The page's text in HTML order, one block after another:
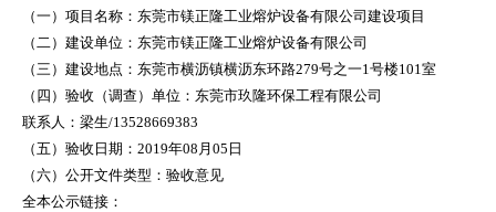
（一）项目名称：东莞市镁正隆工业熔炉设备有限公司建设项目
（二）建设单位：东莞市镁正隆工业熔炉设备有限公司
（三）建设地点：东莞市横沥镇横沥东环路279号之一1号楼101室
（四）验收（调查）单位：东莞市玖隆环保工程有限公司
联系人：梁生/13528669383
（五）验收日期：2019年08月05日
（六）公开文件类型：验收意见
全本公示链接：